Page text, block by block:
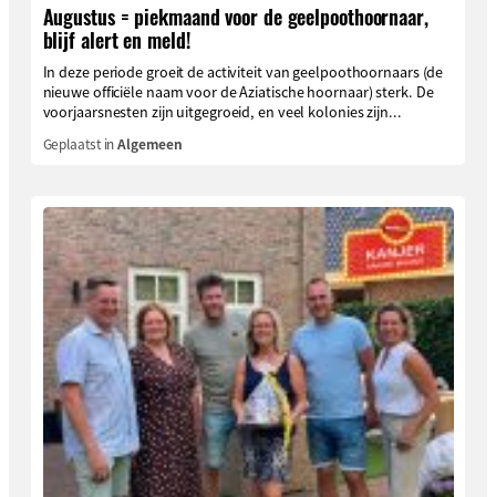
Augustus = piekmaand voor de geelpoothoornaar,
blijf alert en meld!
In deze periode groeit de activiteit van geelpoothoornaars (de
nieuwe officiële naam voor de Aziatische hoornaar) sterk. De
voorjaarsnesten zijn uitgegroeid, en veel kolonies zijn...
Geplaatst inAlgemeen